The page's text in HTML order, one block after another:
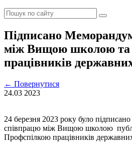
Підписано
між Вищою школою тa
працівників
← Повернутися
24.03 2023
24 березня 2023 року було
співпрацю між Вищою школою
Профспілкою працівників